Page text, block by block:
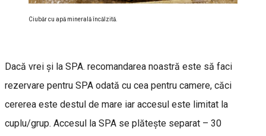
Ciubăr cu apă minerală încălzită.
Dacă vrei şi la SPA. recomandarea noastră este să faci
rezervare pentru SPA odată cu cea pentru camere, căci
cererea este destul de mare iar accesul este limitat la
cuplu/grup. Accesul la SPA se plătește separat – 30